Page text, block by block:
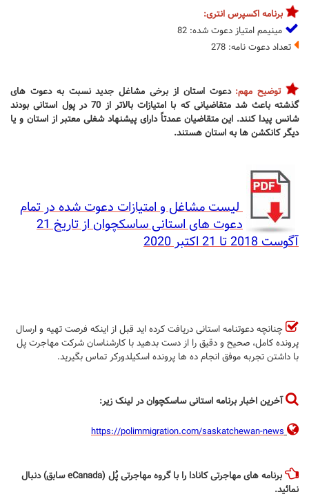
برنامه اکسپرس انتری:
مینیمم امتیاز دعوت شده: 82
تعداد دعوت نامه: 278
توضیح مهم: دعوت استان از برخی مشاغل جدید نسبت به دعوت های
گذشته باعث شد متقاضیانی که با امتیازات بالاتر از 70 در پول استانی بودند
شانس پیدا کنند. این متقاضیان عمدتاً دارای پیشنهاد شغلی معتبر از استان و یا
دیگر کانکشن ها به استان هستند.
لیست مشاغل و امتیازات دعوت شده در تمام
دعوت های استانی ساسکچوان از تاریخ 21
آگوست 2018 تا 21 اکتبر 2020
چنانچه دعوتنامه استانی دریافت کرده اید قبل از اینکه فرصت تهیه و ارسال
پرونده کامل، صحیح و دقیق را از دست بدهید با کارشناسان شرکت مهاجرت پل
با داشتن تجربه موفق انجام ده ها پرونده اسکیلدورکر تماس بگیرید.
آخرین اخبار برنامه استانی ساسکچوان در لینک زیر:
https://polimmigration.com/saskatchewan-news
برنامه های مهاجرتی کانادا را با گروه مهاجرتی پُل (eCanada سابق) دنبال
نمائید.